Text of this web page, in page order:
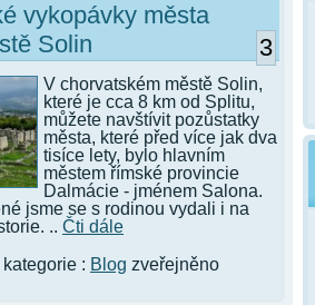
vykopávky města
Solin
3
V chorvatském městě Solin,
které je cca 8 km od Splitu,
můžete navštívit pozůstatky
města, které před více jak dva
tisíce lety, bylo hlavním
městem římské provincie
Dalmácie - jménem Salona.
jsme se s rodinou vydali i na
.. Čti dále
kategorie : Blog zveřejněno